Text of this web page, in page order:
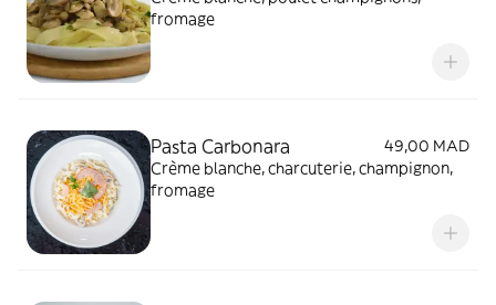
fromage
Pasta Carbonara
49,00 MAD
Crème blanche, charcuterie, champignon,
fromage